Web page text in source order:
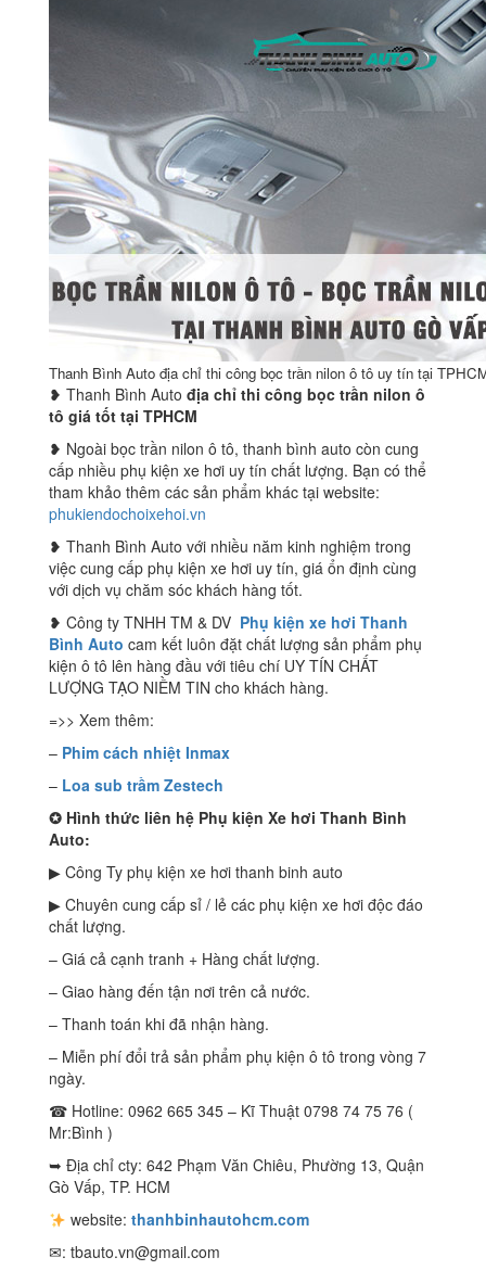
Thanh Bình Auto địa chỉ thi công bọc trần nilon ô tô uy tín tại
❥ Thanh Bình Auto địa chỉ thi công bọc trần nilon ô
tô giá tốt tại TPHCM
❥ Ngoài bọc trần nilon ô tô, thanh bình auto còn cung
cấp nhiều phụ kiện xe hơi uy tín chất lượng. Bạn có thể
tham khảo thêm các sản phẩm khác tại website:
phukiendochoixehoi.vn
❥ Thanh Bình Auto với nhiều năm kinh nghiệm trong
việc cung cấp phụ kiện xe hơi uy tín, giá ổn định cùng
với dịch vụ chăm sóc khách hàng tốt.
❥ Công ty TNHH TM & DV Phụ kiện xe hơi Thanh
Bình Auto cam kết luôn đặt chất lượng sản phẩm phụ
kiện ô tô lên hàng đầu với tiêu chí UY TÍN CHẤT
LƯỢNG TẠO NIỀM TIN cho khách hàng.
=>> Xem thêm:
– Phim cách nhiệt Inmax
– Loa sub trầm Zestech
✪ Hình thức liên hệ Phụ kiện Xe hơi Thanh Bình
Auto:
▶ Công Ty phụ kiện xe hơi thanh binh auto
▶ Chuyên cung cấp sỉ / lẻ các phụ kiện xe hơi độc đáo
chất lượng.
– Giá cả cạnh tranh + Hàng chất lượng.
– Giao hàng đến tận nơi trên cả nước.
– Thanh toán khi đã nhận hàng.
– Miễn phí đổi trả sản phẩm phụ kiện ô tô trong vòng 7
ngày.
☎ Hotline: 0962 665 345 – Kĩ Thuật 0798 74 75 76 (
Mr:Bình )
➥ Địa chỉ cty: 642 Phạm Văn Chiêu, Phường 13, Quận
Gò Vấp, TP. HCM
website: thanhbinhautohcm.com
✉: tbauto.vn@gmail.com